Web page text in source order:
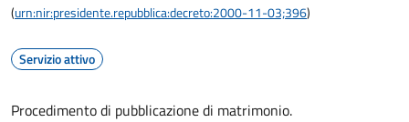
(urn:nir:presidente.repubblica:decreto:2000-11-03;396)
Servizio attivo
Procedimento di pubblicazione di matrimonio.